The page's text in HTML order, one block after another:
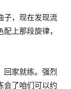
子，现在发现流
上那段旋律，
回家就练。强烈
会了咱们可以约